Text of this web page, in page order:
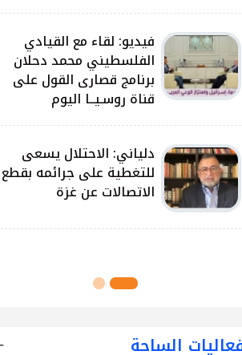
النيرب: اللجنة الوطنية
للشراكة والتنمية بدأت بتوزيع
آلاف الحقائب على الطلبة
اللجنة الوطنية للشراكة
والتنمية تُنفذ مشروع توزيع
محافظة رفح
الساحة